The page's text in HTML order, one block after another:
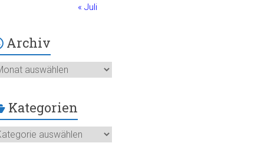
« Juli
Archiv
Kategorien